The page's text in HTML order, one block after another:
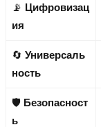
📡 Цифровизац
ия
🔄 Универсаль
ность
🛡️ Безопасност
ь